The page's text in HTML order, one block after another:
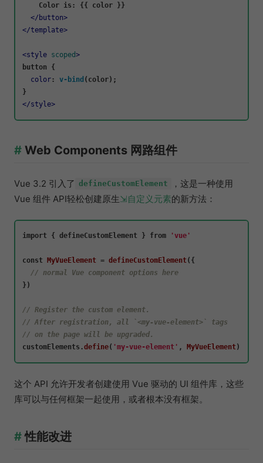
    Color is: {{ color }}
</ button>
</template>
<style scoped>
button {
color: v-bind (color);
</style>
Web Components 网路组件
Vue 3.2 引入了 defineCustomElement
，这是一种使用
Vue 组件 API轻松创建原生
自定义元素的新方法：
import { defineCustomElement } from 'vue'
const MyVueElement = defineCustomElement({
// normal Vue component options here
})
// Register the custom element.
// After registration, all `<my-vue-element>` tags
// on the page will be upgraded.
customElements.define( 'my-vue-element' , MyVueElement
这个 API 允许开发者创建使用 Vue 驱动的 UI 组件库，这些
库可以与任何框架一起使用，或者根本没有框架。
性能改进